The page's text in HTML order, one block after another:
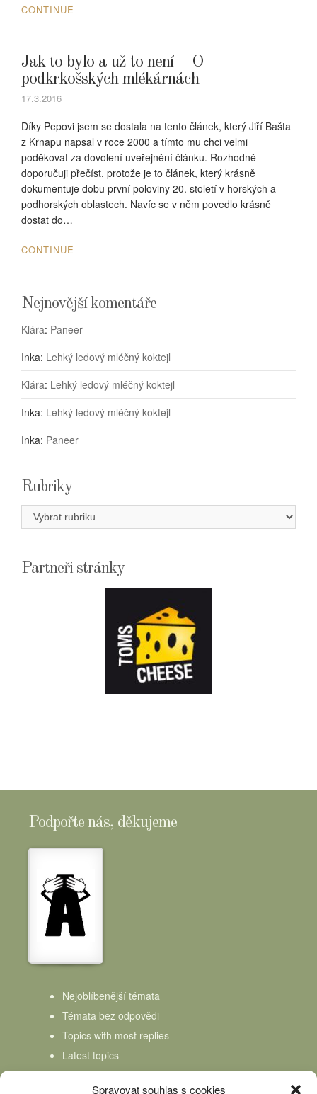
Spravovat souhlas s cookies
CONTINUE
Jak to bylo a už to není – O
podkrkošských mlékárnách
17.3.2016
Díky Pepovi jsem se dostala na tento článek, který Jiří Bašta
z Krnapu napsal v roce 2000 a tímto mu chci velmi
poděkovat za dovolení uveřejnění článku. Rozhodně
doporučuji přečíst, protože je to článek, který krásně
dokumentuje dobu první poloviny 20. století v horských a
podhorských oblastech. Navíc se v něm povedlo krásně
dostat do…
CONTINUE
Nejnovější komentáře
Klára: Paneer
Inka: Lehký ledový mléčný koktejl
Klára: Lehký ledový mléčný koktejl
Inka: Lehký ledový mléčný koktejl
Inka: Paneer
Rubriky
Rubriky
Partneři stránky
Podpořte nás, děkujeme
Nejoblíbenější témata
Témata bez odpovědi
Topics with most replies
Latest topics
Topics Freshness